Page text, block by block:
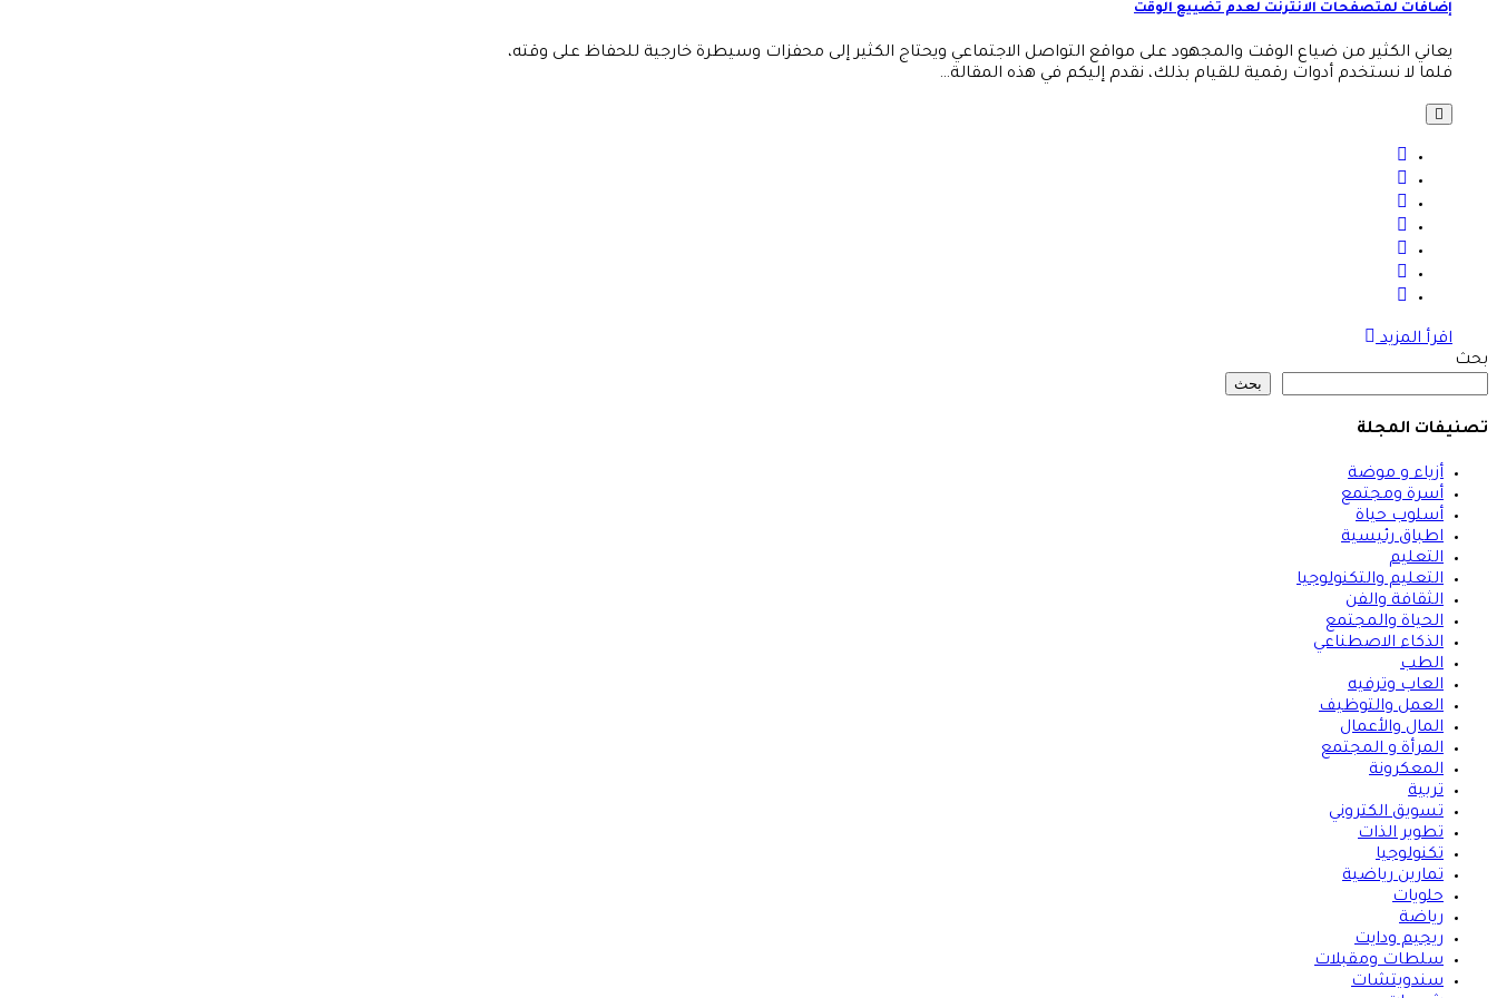
إضافات لمتصفحات الانترنت لعدم تضييع الوقت
يعاني الكثير من ضياع الوقت والمجهود على مواقع التواصل الاجتماعي ويحتاج الكثير إلى محفزات وسيطرة خارجية للحفاظ على وقته،
فلما لا نستخدم أدوات رقمية للقيام بذلك، نقدم إليكم في هذه المقالة…
اقرأ المزيد
بحث
بحث
تصنيفات المجلة
أزياء و موضة
أسرة ومجتمع
أسلوب حياة
اطباق رئيسية
التعليم
التعليم والتكنولوجيا
الثقافة والفن
الحياة والمجتمع
الذكاء الاصطناعي
الطب
العاب وترفيه
العمل والتوظيف
المال والأعمال
المرأة و المجتمع
المعكرونة
تربية
تسويق الكتروني
تطوير الذات
تكنولوجيا
تمارين رياضية
حلويات
رياضة
ريجيم ودايت
سلطات ومقبلات
سندويتشات